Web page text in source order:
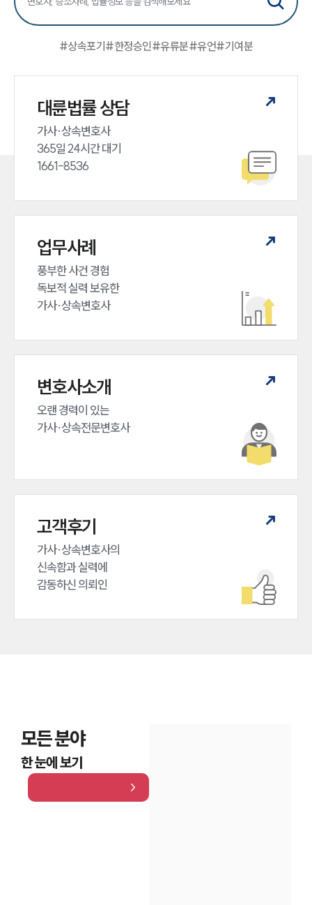
#상속포기#한정승인#유류분#유언#기여분
대륜법률 상담
가사·상속변호사
365일 24시간 대기
1661-8536
업무사례
풍부한 사건 경험
독보적 실력 보유한
가사·상속변호사
변호사소개
오랜 경력이 있는
가사·상속전문변호사
고객후기
가사·상속변호사의
신속함과 실력에
감동하신 의뢰인
모든 분야
한 눈에 보기